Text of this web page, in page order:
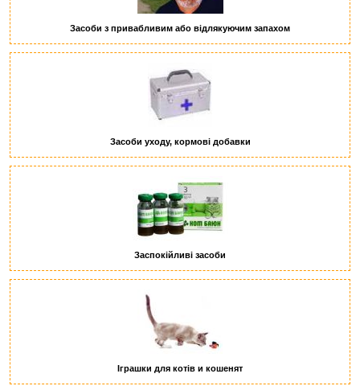
Засоби з привабливим або відлякуючим запахом
Засоби уходу, кормові добавки
Заспокійливі засоби
Іграшки для котів и кошенят